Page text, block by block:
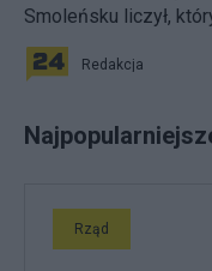
Smoleńsku liczył,
Redakcja
Rząd